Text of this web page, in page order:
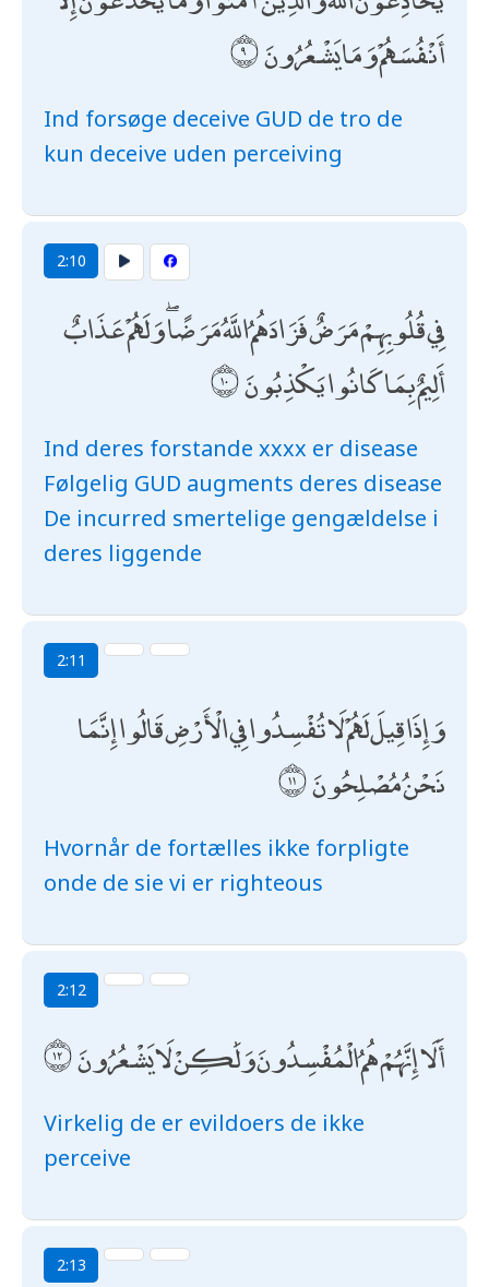
أَنْفُسَهُمْ وَمَا يَشْعُرُونَ
Ind forsøge deceive GUD de tro de
kun deceive uden perceiving
2:10
فِي قُلُوبِهِمْ مَرَضٌ فَزَادَهُمُ اللَّهُ مَرَضًا ۖ وَلَهُمْ عَذَابٌ
أَلِيمٌ بِمَا كَانُوا يَكْذِبُونَ
Ind deres forstande xxxx er disease
Følgelig GUD augments deres disease
De incurred smertelige gengældelse i
deres liggende
2:11
وَإِذَا قِيلَ لَهُمْ لَا تُفْسِدُوا فِي الْأَرْضِ قَالُوا إِنَّمَا
نَحْنُ مُصْلِحُونَ
Hvornår de fortælles ikke forpligte
onde de sie vi er righteous
2:12
أَلَا إِنَّهُمْ هُمُ الْمُفْسِدُونَ وَلَٰكِنْ لَا يَشْعُرُونَ
Virkelig de er evildoers de ikke
perceive
2:13